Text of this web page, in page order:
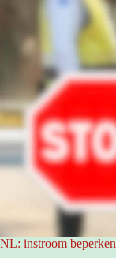
NL: instroom beperken